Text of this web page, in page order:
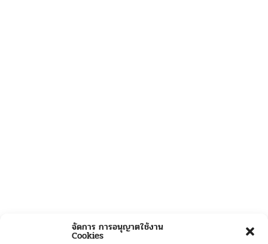
จัดการ การอนุญาตใช้งาน
Cookies